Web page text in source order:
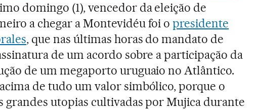
domingo (1), vencedor da eleição de
a chegar a Montevidéu foi opresidente
, que nas últimas horas do mandato de
de um acordo sobre a participação da
de um megaporto uruguaio no Atlântico.
de tudo um valor simbólico, porque o
grandes utopias cultivadas por Mujica durante